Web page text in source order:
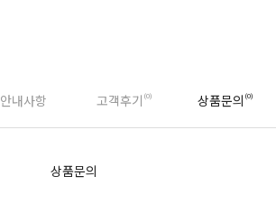
안내사항 고객후기 (0) 상품문의 (0)
상품문의